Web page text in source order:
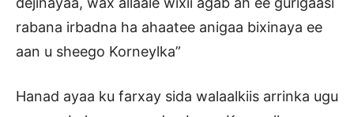
rabana irbadna ha ahaatee anigaa bixinaya ee
aan u sheego Korneylka”
Hanad ayaa ku farxay sida walaalkiis arrinka ugu